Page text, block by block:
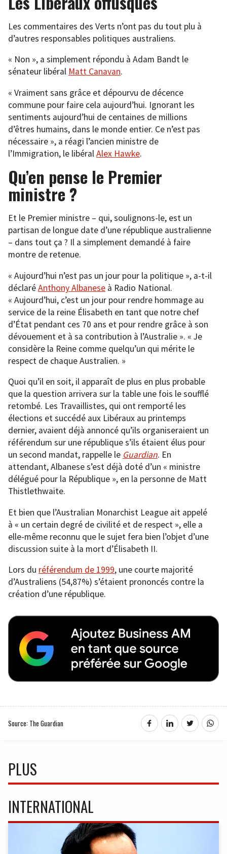
Les commentaires des Verts n’ont pas du tout plu à
d’autres responsables politiques australiens.
« Non », a simplement répondu à Adam Bandt le
sénateur libéral Matt Canavan.
« Vraiment sans grâce et dépourvu de décence
commune pour faire cela aujourd’hui. Ignorant les
sentiments aujourd’hui de centaines de millions
d’êtres humains, dans le monde entier. Ce n’est pas
nécessaire », a réagi l’ancien ministre de
l’Immigration, le libéralAlex Hawke.
Qu’en pense le Premier
ministre ?
Et le Premier ministre – qui, soulignons-le, est un
partisan de longue date d’une république australienne
– dans tout ça ? Il a simplement demandé à faire
montre de retenue.
« Aujourd’hui n’est pas un jour pour la politique », a-t-il
déclaréAnthony Albanese à Radio National.
« Aujourd’hui, c’est un jour pour rendre hommage au
service de la reine Élisabeth en tant que notre chef
d’État pendant ces 70 ans et pour rendre grâce à son
dévouement et à sa contribution à l’Australie ». « Je
considère la Reine comme quelqu’un qui mérite le
respect de chaque Australien. »
Quoi qu’il en soit, il apparaît de plus en plus probable
que la question arrivera sur la table une fois le soufflé
retombé. Les Travaillistes, qui ont remporté les
élections et succédé aux Libéraux au printemps
dernier, avaient déjà annoncé qu’ils organiseraient un
référendum sur une république s’ils étaient élus pour
un second mandat, rappelle le Guardian. En
attendant, Albanese s’est déjà doté d’un « ministre
délégué pour la République », en la personne de Matt
Thistlethwaite.
Et bien que l’Australian Monarchist League ait appelé
à « un certain degré de civilité et de respect », elle a
elle-même reconnu que le sujet fera bien l’objet d’une
discussion suite à la mort d’Élisabeth II.
Lors du référendum de 1999, une courte majorité
d’Australiens (54,87%) s’étaient prononcés contre la
création d’une république.
Source: The Guardian
PLUS
INTERNATIONAL